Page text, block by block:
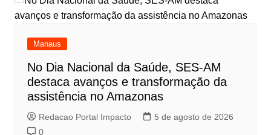
Manaus
No Dia Nacional da Saúde, SES-AM
destaca avanços e transformação da
assistência no Amazonas
Redacao Portal Impacto
5 de agosto de 2026
0